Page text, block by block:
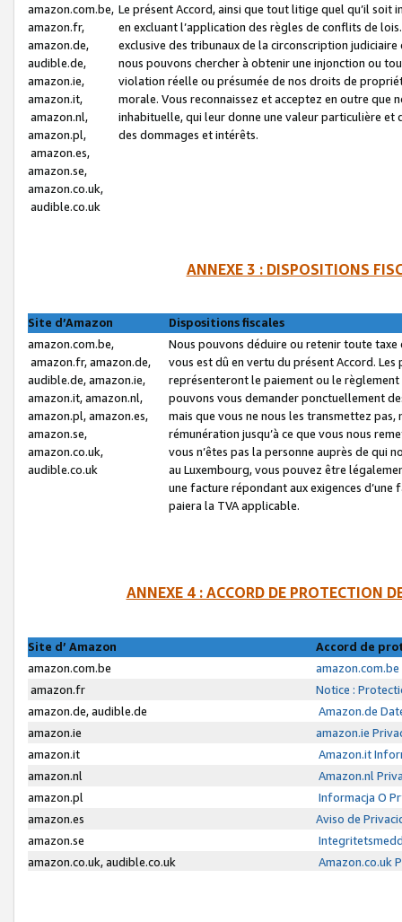
amazon.com.be,
amazon.fr,
amazon.de,
audible.de,
amazon.ie,
amazon.it,
amazon.nl,
amazon.pl,
amazon.es,
amazon.se,
amazon.co.uk,
audible.co.uk
Le présent Accord, ainsi que tout litige quel qu’il soit
en excluant l’application des règles de conflits de
exclusive des tribunaux de la circonscription
nous pouvons chercher à obtenir une injonction ou
violation réelle ou présumée de nos droits de
morale. Vous reconnaissez et acceptez en outre que
inhabituelle, qui leur donne une valeur particulière
des dommages et intérêts.
ANNEXE 3 : DISPOSITIONS
Site d’Amazon
Dispositions fiscales
amazon.com.be,
amazon.fr, amazon.de,
audible.de, amazon.ie,
amazon.it, amazon.nl,
amazon.pl, amazon.es,
amazon.se,
amazon.co.uk,
audible.co.uk
Nous pouvons déduire ou retenir toute
vous est dû en vertu du présent Accord.
représenteront le paiement ou le
pouvons vous demander ponctuellement
mais que vous ne nous les transmettez
rémunération jusqu’à ce que vous nous
vous n’êtes pas la personne auprès de qui
au Luxembourg, vous pouvez être
une facture répondant aux exigences
paiera la TVA applicable.
ANNEXE 4 : ACCORD DE PROTECTION
Site d’ Amazon
Accord de
amazon.com.be
amazon.fr
Notice :
amazon.de, audible.de
Amazon.de
amazon.ie
amazon.ie
amazon.it
Amazon.it
amazon.nl
Amazon.nl
amazon.pl
Informacja O
amazon.es
Aviso de
amazon.se
amazon.co.uk, audible.co.uk
Amazon.co.uk